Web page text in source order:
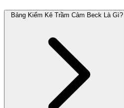
Bảng Kiểm Kê Trầm Cảm Beck Là Gì?